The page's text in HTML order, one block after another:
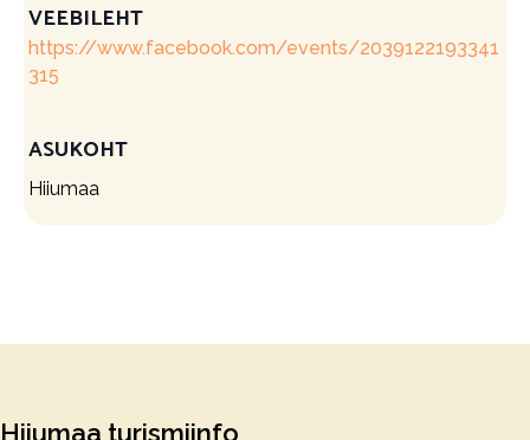
VEEBILEHT
https://www.facebook.com/events/2039122193341
315
ASUKOHT
Hiiumaa
Hiiumaa turismiinfo